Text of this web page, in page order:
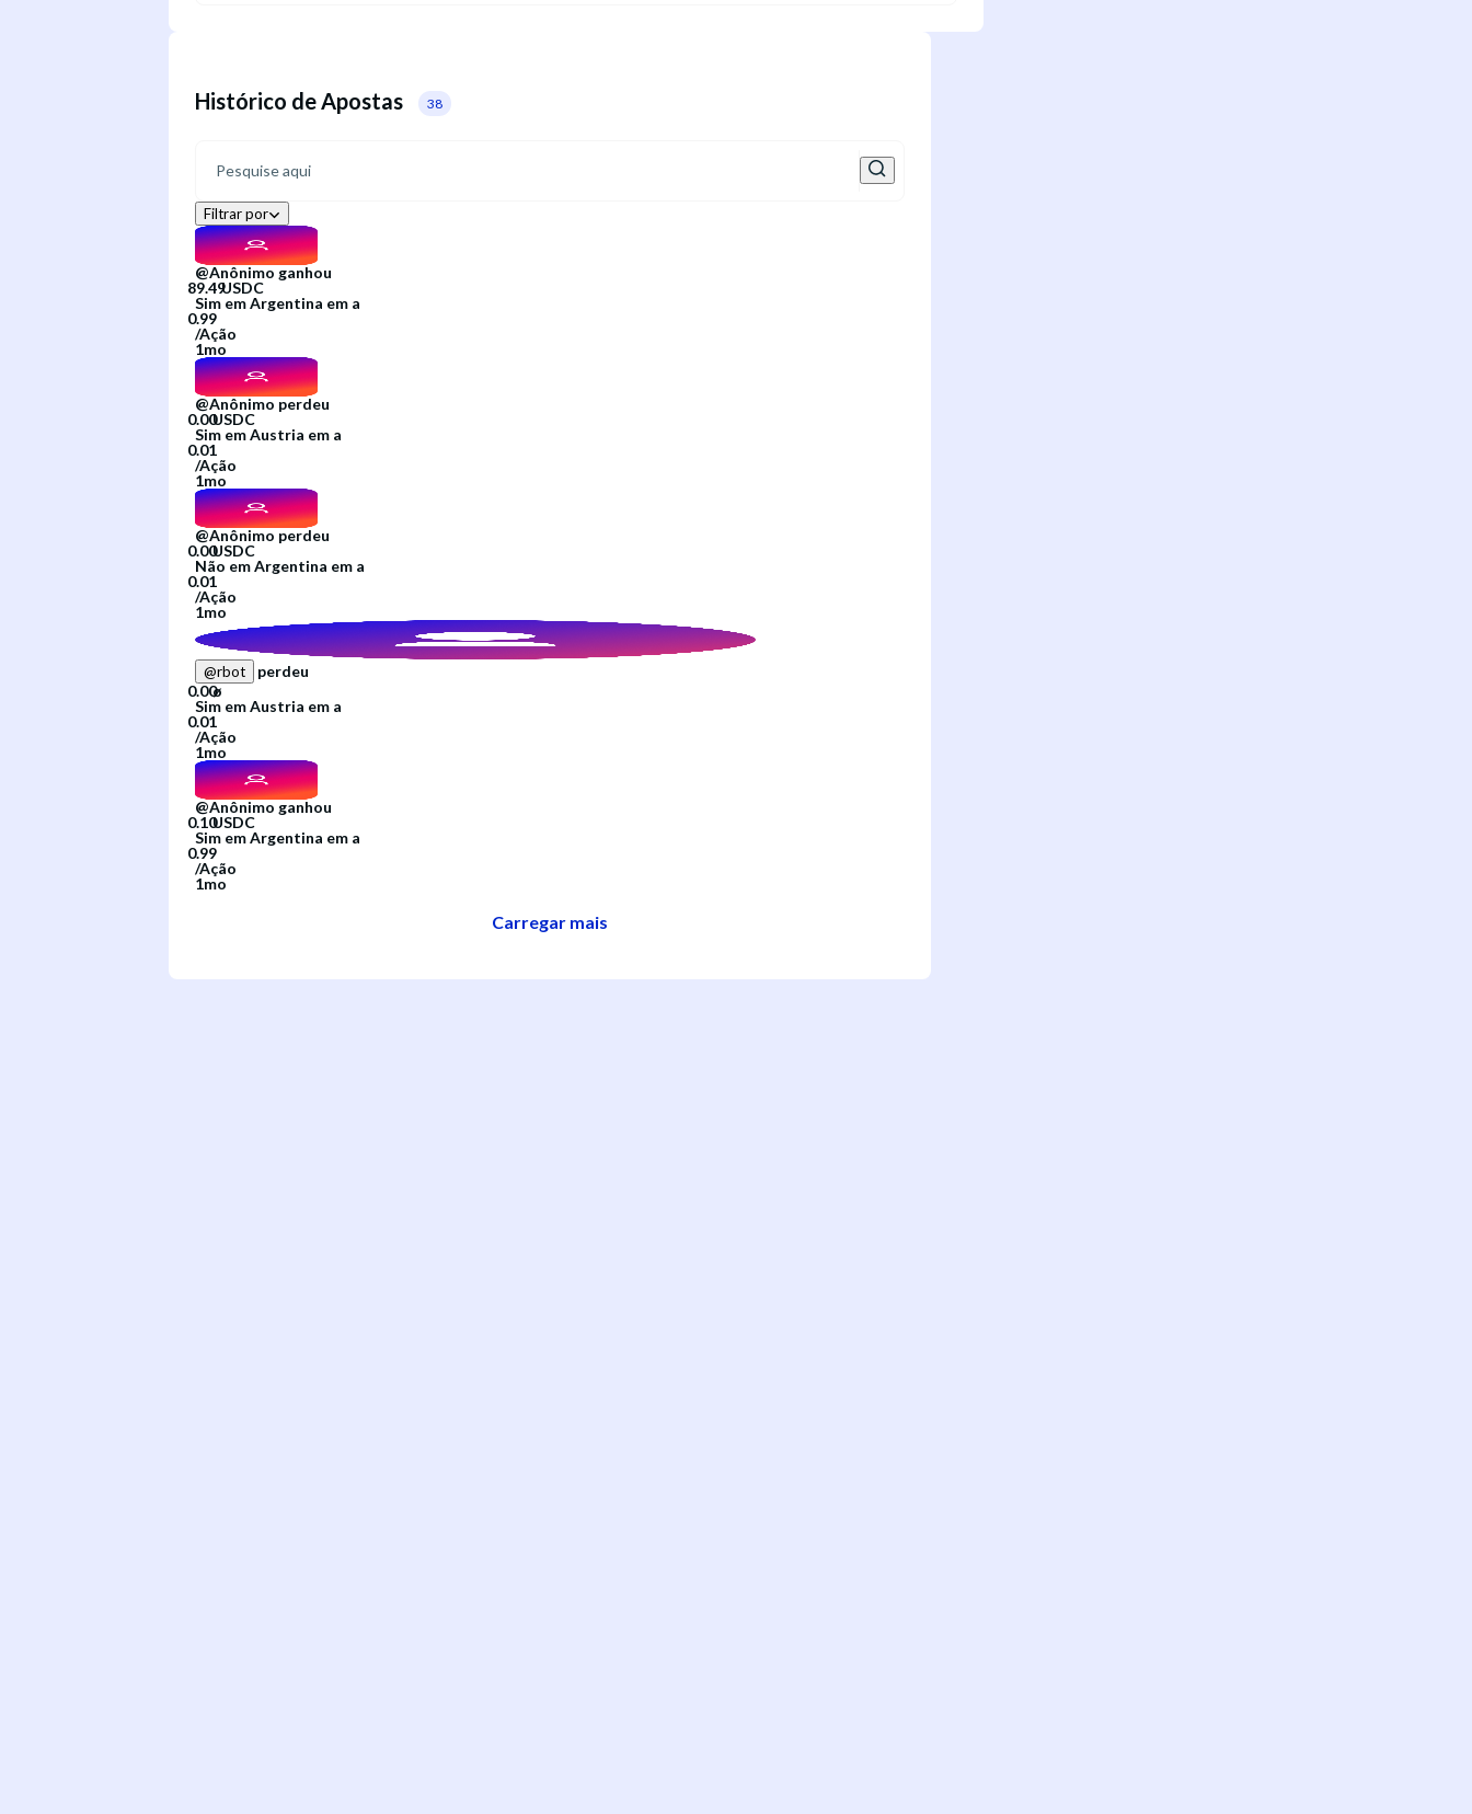
Histórico de Apostas 38
Filtrar por
@Anônimo ganhou
Sim emArgentina em a
/Ação
1mo
@Anônimo perdeu
Sim emAustria em a
/Ação
1mo
@Anônimo perdeu
Não emArgentina em a
/Ação
1mo
@rbot
perdeu
Sim emAustria em a
/Ação
1mo
@Anônimo ganhou
Sim emArgentina em a
/Ação
1mo
Carregar mais